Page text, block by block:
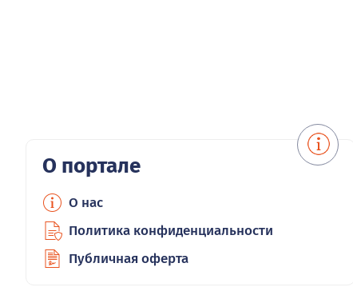
О портале
О нас
Политика конфиденциальности
Публичная оферта